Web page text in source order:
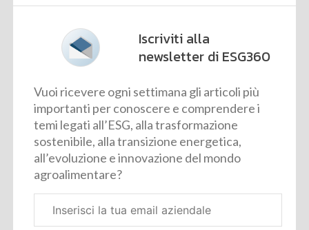
Iscriviti alla
newsletter di ESG360
Vuoi ricevere ogni settimana gli articoli più
importanti per conoscere e comprendere i
temi legati all’ESG, alla trasformazione
sostenibile, alla transizione energetica,
all’evoluzione e innovazione del mondo
agroalimentare?
aziendale